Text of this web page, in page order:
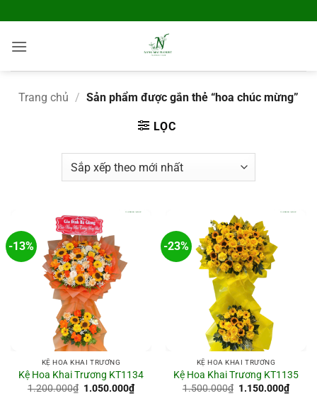
to
content
Trang chủ / Sản phẩm được gắn thẻ “hoa chúc mừng”
LỌC
-13%
KỆ HOA KHAI TRƯƠNG
Kệ Hoa Khai Trương KT1134
1.200.000₫ Giá
1.050.000₫Giá
hiện
-23%
KỆ HOA KHAI TRƯƠNG
Kệ Hoa Khai Trương KT1135
1.500.000₫ Giá
1.150.000₫Giá
hiện